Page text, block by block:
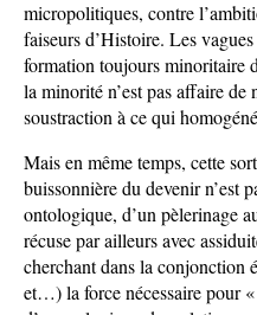
micropolitiques, contre
faiseurs d’Histoire. Les
formation toujours minoritaire
la minorité n’est pas affaire
soustraction à ce qui
Mais en même temps, cette
buissonnière du devenir n’est
ontologique, d’un pèlerinage
récuse par ailleurs avec
cherchant dans la
et…) la force nécessaire pour